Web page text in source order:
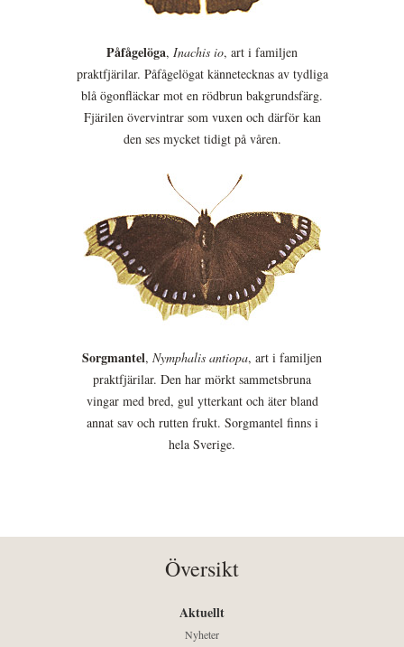
Påfågelöga, Inachis io, art i familjen
praktfjärilar. Påfågelögat kännetecknas av tydliga
blå ögonfläckar mot en rödbrun bakgrundsfärg.
Fjärilen övervintrar som vuxen och därför kan
den ses mycket tidigt på våren.
Sorgmantel, Nymphalis antiopa, art i familjen
praktfjärilar. Den har mörkt sammetsbruna
vingar med bred, gul ytterkant och äter bland
annat sav och rutten frukt. Sorgmantel finns i
hela Sverige.
Översikt
Aktuellt
Nyheter